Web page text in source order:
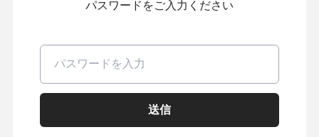
パスワードをご入力ください